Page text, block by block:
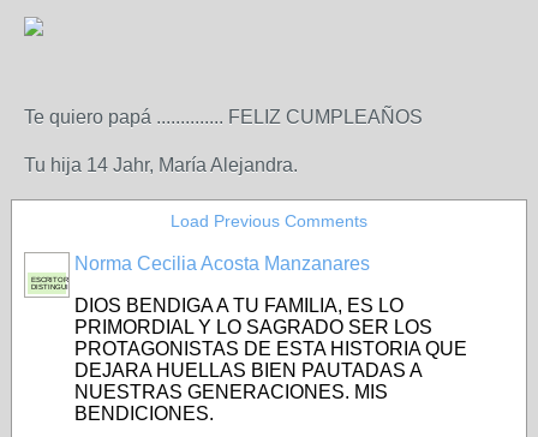
Te quiero papá .............. FELIZ CUMPLEAÑOS
Tu hija 14 Jahr, María Alejandra.
Load Previous Comments
ESCRITORA
DISTINGUIDA
Norma Cecilia Acosta Manzanares
DIOS BENDIGA A TU FAMILIA, ES LO
PRIMORDIAL Y LO SAGRADO SER LOS
PROTAGONISTAS DE ESTA HISTORIA QUE
DEJARA HUELLAS BIEN PAUTADAS A
NUESTRAS GENERACIONES. MIS
BENDICIONES.